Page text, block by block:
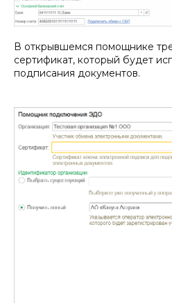
В открывшемся помощнике
сертификат, который будет
подписания документов.